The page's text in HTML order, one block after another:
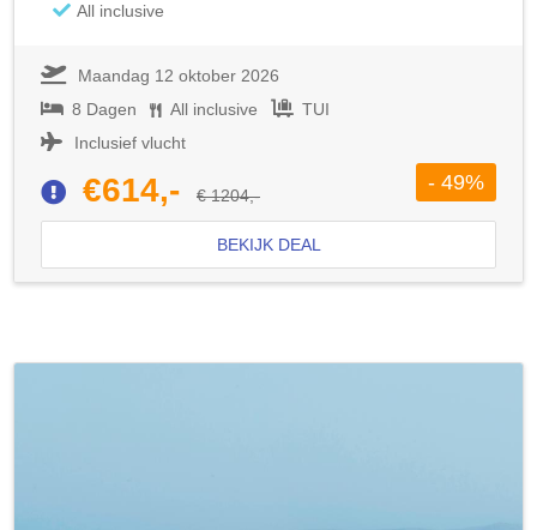
All inclusive
Maandag 12 oktober 2026
8 Dagen
All inclusive
TUI
Inclusief vlucht
€614,- € 1204,-
- 49%
BEKIJK DEAL